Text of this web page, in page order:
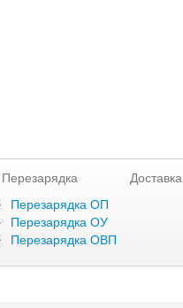
Перезарядка
Перезарядка ОП
Перезарядка ОУ
Перезарядка ОВП
Доставка